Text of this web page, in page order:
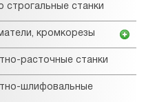
строгальные станки
кромкорезы
расточные станки
шлифовальные